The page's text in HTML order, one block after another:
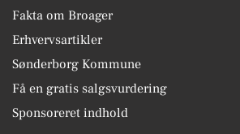
Fakta om Broager
Erhvervsartikler
Sønderborg Kommune
Få en gratis salgsvurdering
Sponsoreret indhold